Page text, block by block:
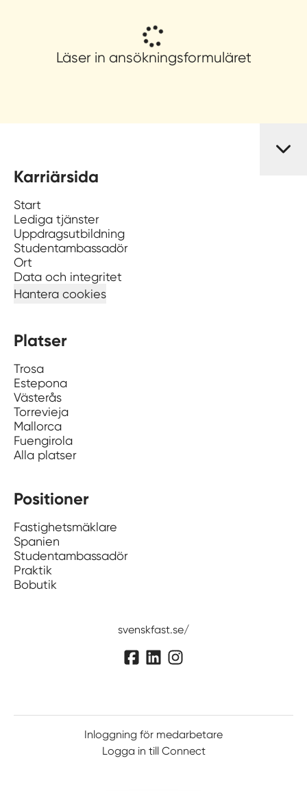
Läser in ansökningsformuläret
Karriärsida
Start
Lediga tjänster
Uppdragsutbildning
Studentambassadör
Ort
Data och integritet
Hantera cookies
Platser
Trosa
Estepona
Västerås
Torrevieja
Mallorca
Fuengirola
Alla platser
Positioner
Fastighetsmäklare
Spanien
Studentambassadör
Praktik
Bobutik
svenskfast.se/
Inloggning för medarbetare
Logga in till Connect